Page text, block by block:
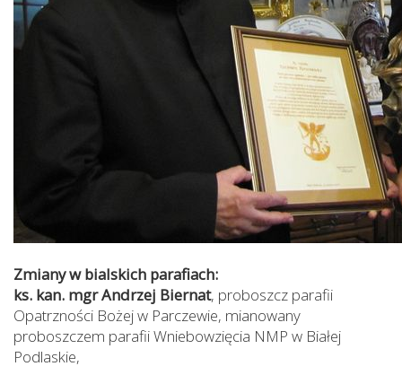
Zmiany w bialskich parafiach:
ks. kan. mgr Andrzej Biernat, proboszcz parafii
Opatrzności Bożej w Parczewie, mianowany
proboszczem parafii Wniebowzięcia NMP w Białej
Podlaskie,